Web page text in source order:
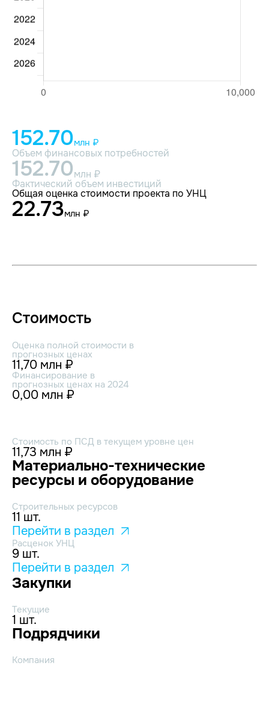
152.70млн ₽
Объем финансовых потребностей
152.70млн ₽
Фактический объем инвестиций
Общая оценка стоимости проекта по УНЦ
22.73млн ₽
Стоимость
Оценка полной стоимости в
прогнозных ценах
11,70 млн ₽
Финансирование в
прогнозных ценах на 2024
0,00 млн ₽
Стоимость по ПСД в текущем уровне цен
11,73 млн ₽
Материально-технические
ресурсы и оборудование
Строительных ресурсов
11 шт.
Перейти в раздел
Расценок УНЦ
9 шт.
Перейти в раздел
Закупки
Текущие
1 шт.
Подрядчики
Компания